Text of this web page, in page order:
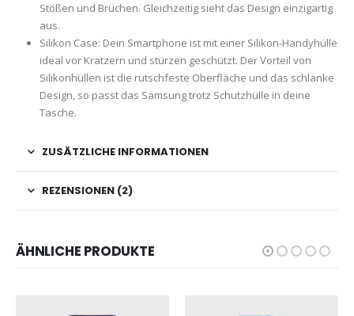
Stößen und Brüchen. Gleichzeitig sieht das Design einzigartig
aus.
Silikon Case: Dein Smartphone ist mit einer Silikon-Handyhülle
ideal vor Kratzern und stürzen geschützt. Der Vorteil von
Silikonhüllen ist die rutschfeste Oberfläche und das schlanke
Design, so passt das Samsung trotz Schutzhülle in deine
Tasche.
ZUSÄTZLICHE INFORMATIONEN
REZENSIONEN (2)
ÄHNLICHE PRODUKTE